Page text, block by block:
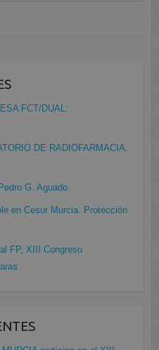
FCT/DUAL:
DE RADIOFARMACIA.
G. Aguado.
en Cesur Murcia. Protección
FP, XIII Congreso